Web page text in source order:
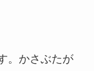
。かさぶたが